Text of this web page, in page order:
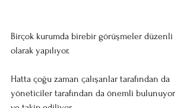
Birçok kurumda birebir görüşmeler düzenli
olarak yapılıyor.
Hatta çoğu zaman çalışanlar tarafından da
yöneticiler tarafından da önemli bulunuyor